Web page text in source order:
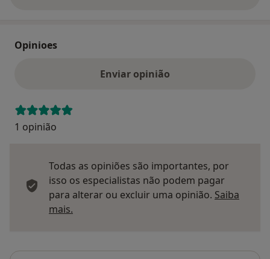
Opinioes
Enviar opinião
1 opinião
Todas as opiniões são importantes, por
isso os especialistas não podem pagar
para alterar ou excluir uma opinião. Saiba
mais.